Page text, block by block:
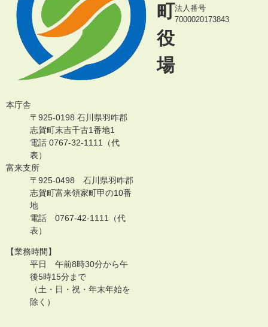
町
役
場
法人番号
7000020173843
本庁舎
〒925-0198 石川県羽咋郡
志賀町末吉千古1番地1
電話 0767-32-1111（代
表）
富来支所
〒925-0498 石川県羽咋郡
志賀町富来領家町甲の10番
地
電話 0767-42-1111（代
表）
【業務時間】
平日 午前8時30分から午
後5時15分まで
（土・日・祝・年末年始を
除く）